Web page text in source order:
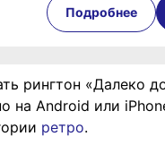
Подробнее
рингтон «Далеко
на Android или
ретро.